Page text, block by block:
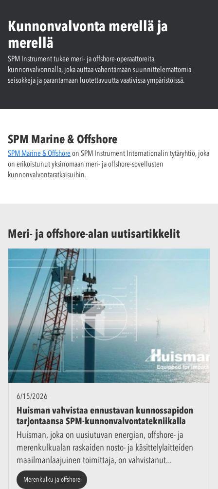
Kunnonvalvonta merellä ja
merellä
SPM Instrument tukee meri- ja offshore-operaattoreita
kunnonvalvonnalla, joka auttaa vähentämään suunnittelemattomia
seisokkeja ja parantamaan luotettavuutta vaativissa ympäristöissä.
SPM Marine & Offshore
SPM Marine & Offshore on SPM Instrument Internationalin tytäryhtiö, joka
on erikoistunut yksinomaan meri- ja offshore-sovellusten
kunnonvalvontaratkaisuihin.
Meri- ja offshore-alan uutisartikkelit
6/15/2026
Huisman vahvistaa ennustavan kunnossapidon
tarjontaansa SPM-kunnonvalvontatekniikalla
Huisman, joka on uusiutuvan energian, offshore- ja
merenkulkualan raskaiden nosto- ja käsittelylaitteiden
maailmanlaajuinen toimittaja, on vahvistanut
Merenkulku ja offshore